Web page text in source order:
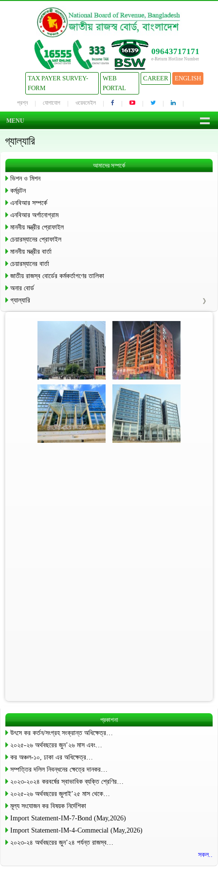
09643717171
e-Return Hotline Number
TAX PAYER SURVEY-
FORM
WEB
PORTAL
CAREER ENGLISH
প্রশ্ন যোগাযোগ ওয়েবমেইল
MENU
গ্যাল্যারি
আমাদের সম্পর্কে
ভিশন ও মিশন
কর্মবন্টন
এনবিআর সম্পর্কে
এনবিআর অর্গানোগ্রাম
মাননীয় মন্ত্রীর প্রোফাইল
চেয়ারম্যানের প্রোফাইল
মাননীয় মন্ত্রীর বার্তা
চেয়ারম্যানের বার্তা
জাতীয় রাজস্ব বোর্ডের কর্মকর্তাগণের তালিকা
অনার বোর্ড
গ্যাল্যারি
প্রকাশনা
উৎসে কর কর্তন/সংগ্রহ সংক্রান্ত অধিক্ষেত্র…
২০২৫-২৬ অর্থবছরের জুন’২৬ মাস এবং…
কর অঞ্চল-১০, ঢাকা এর অধিক্ষেত্র…
সম্পত্তির দলিল নিবন্ধনের ক্ষেত্রে দানকর…
২০২৩-২০২৪ করবর্ষের স্বাভাবিক ব্যক্তি শ্রেণির…
২০২৫-২৬ অর্থবছরের জুলাই’২৫ মাস থেকে…
মূল্য সংযোজন কর বিষয়ক নির্দেশিকা
Import Statement-IM-7-Bond (May,2026)
Import Statement-IM-4-Commecial (May,2026)
২০২৩-২৪ অর্থবছরের জুন’২৪ পর্যন্ত রাজস্ব…
সকল..